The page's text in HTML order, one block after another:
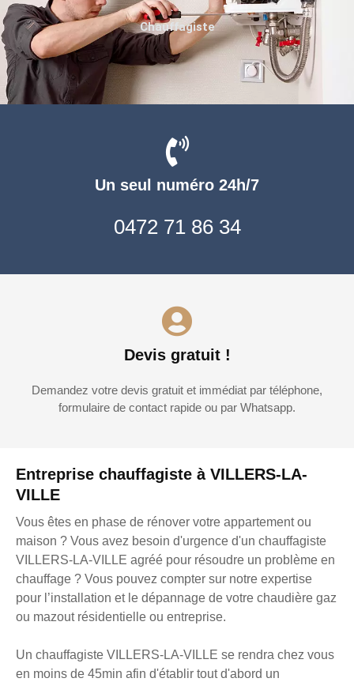
Entreprise chauffagiste à VILLERS-LA-
VILLE
Vous êtes en phase de rénover votre appartement ou
maison ? Vous avez besoin d'urgence d'un chauffagiste
VILLERS-LA-VILLE agréé pour résoudre un problème en
chauffage ? Vous pouvez compter sur notre expertise
pour l’installation et le dépannage de votre chaudière gaz
ou mazout résidentielle ou entreprise.
Un chauffagiste VILLERS-LA-VILLE se rendra chez vous
en moins de 45min afin d'établir tout d'abord un
Un seul numéro 24h/7
0472 71 86 34
Devis gratuit !
Demandez votre devis gratuit et immédiat par téléphone,
formulaire de contact rapide ou par Whatsapp.
Chauffagiste